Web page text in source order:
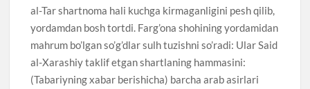
al-Tar shartnoma hali kuchga kirmaganligini pesh qilib,
yordamdan bosh tortdi. Farg’ona shohining yordamidan
mahrum bo’lgan so’g’dlar sulh tuzishni so’radi: Ular Said
al-Xarashiy taklif etgan shartlaning hammasini:
(Tabariyning xabar berishicha) barcha arab asirlari